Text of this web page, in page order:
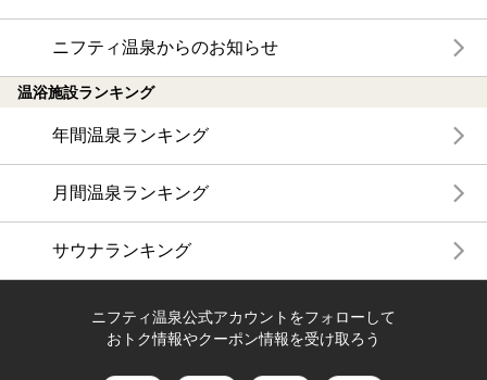
ニフティ温泉からのお知らせ
温浴施設ランキング
年間温泉ランキング
月間温泉ランキング
サウナランキング
ニフティ温泉公式アカウントをフォローして
おトク情報やクーポン情報を受け取ろう